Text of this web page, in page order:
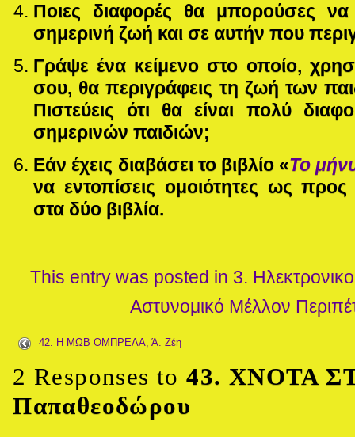
Ποιες διαφορές θα μπορούσες
σημερινή ζωή και σε αυτήν που
Γράψε ένα κείμενο στο οποίο,
σου, θα περιγράφεις τη ζωή των
Πιστεύεις ότι θα είναι πολύ
σημερινών παιδιών;
Εάν έχεις διαβάσει το βιβλίο «Το
να εντοπίσεις ομοιότητες ως
στα δύο βιβλία.
This entry was posted in 3.
Αστυνομικό Μέλλον
42. Η ΜΩΒ ΟΜΠΡΕΛΑ, Ά. Ζέη
2 Responses to43. ΧΝΟΤΑ
Παπαθεοδώρου